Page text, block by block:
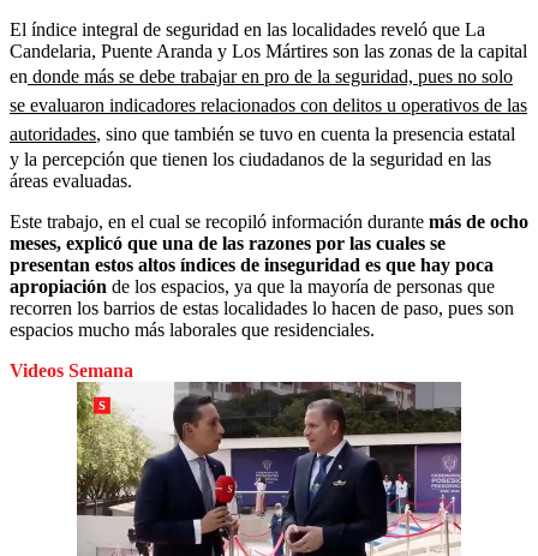
El índice integral de seguridad en las localidades reveló que La
Candelaria, Puente Aranda y Los Mártires son las zonas de la capital
en donde más se debe trabajar en pro de la seguridad, pues no solo
se evaluaron indicadores relacionados con delitos u operativos de las
autoridades, sino que también se tuvo en cuenta la presencia estatal
y la percepción que tienen los ciudadanos de la seguridad en las
áreas evaluadas.
Este trabajo, en el cual se recopiló información durante más de ocho
meses, explicó que una de las razones por las cuales se
presentan estos altos índices de inseguridad es que hay poca
apropiación de los espacios, ya que la mayoría de personas que
recorren los barrios de estas localidades lo hacen de paso, pues son
espacios mucho más laborales que residenciales.
Videos Semana